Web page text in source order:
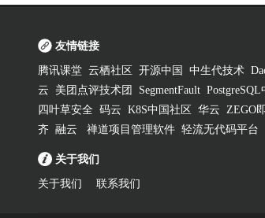
友情链接
腾讯课堂 云栖社区 开源中国 中生代技术
云
美团点评技术团 SegmentFault
四叶草安全 码云 K8S中国社区 华云 ZEGO
齐 融云 禅道项目管理软件 轻流无代码平台
关于我们
关于我们 联系我们